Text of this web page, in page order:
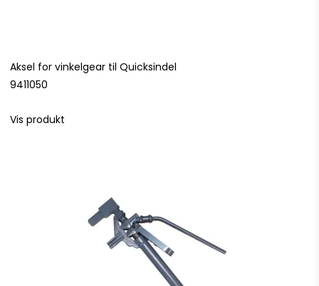
Aksel for vinkelgear til Quicksindel
9411050
Vis produkt